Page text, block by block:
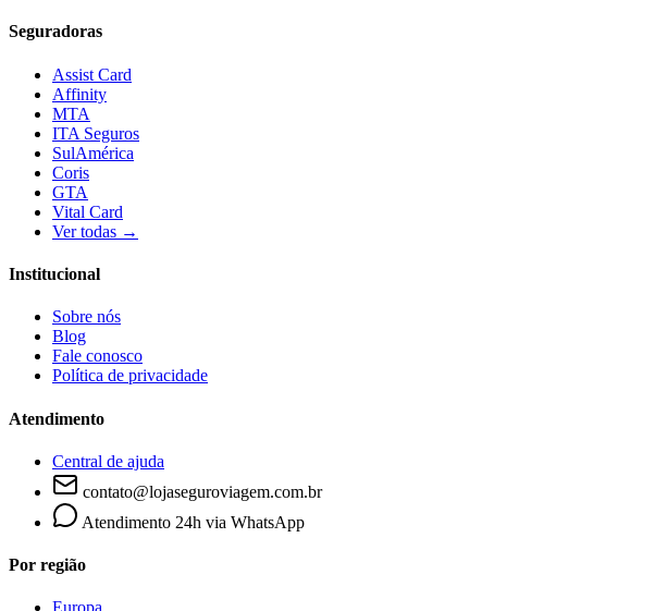
Seguradoras
Assist Card
Affinity
MTA
ITA Seguros
SulAmérica
Coris
GTA
Vital Card
Ver todas →
Institucional
Sobre nós
Blog
Fale conosco
Política de privacidade
Atendimento
Central de ajuda
contato@lojaseguroviagem.com.br
Atendimento 24h via WhatsApp
Por região